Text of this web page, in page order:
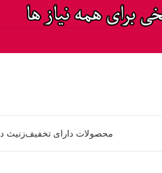
محصولات دارای تخفیفزنیث